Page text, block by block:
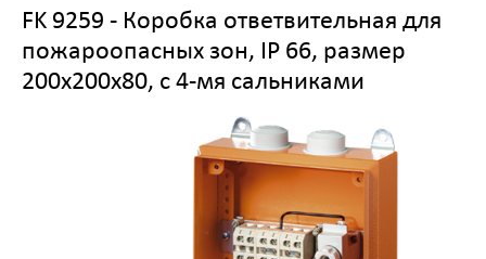
FK 9259 - Коробка ответвительная для
пожароопасных зон, IP 66, размер
200х200х80, с 4-мя сальниками